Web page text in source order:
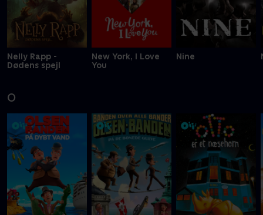
Nelly Rapp -
Dødens spejl
New York, I Love
You
Nine
O